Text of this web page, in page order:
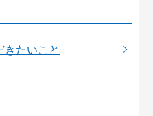
きたいこと